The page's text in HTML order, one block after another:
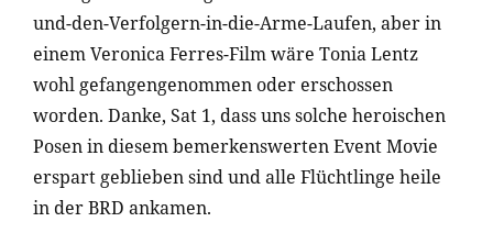
und-den-Verfolgern-in-die-Arme-Laufen, aber in
einem Veronica Ferres-Film wäre Tonia Lentz
wohl gefangengenommen oder erschossen
worden. Danke, Sat 1, dass uns solche heroischen
Posen in diesem bemerkenswerten Event Movie
erspart geblieben sind und alle Flüchtlinge heile
in der BRD ankamen.